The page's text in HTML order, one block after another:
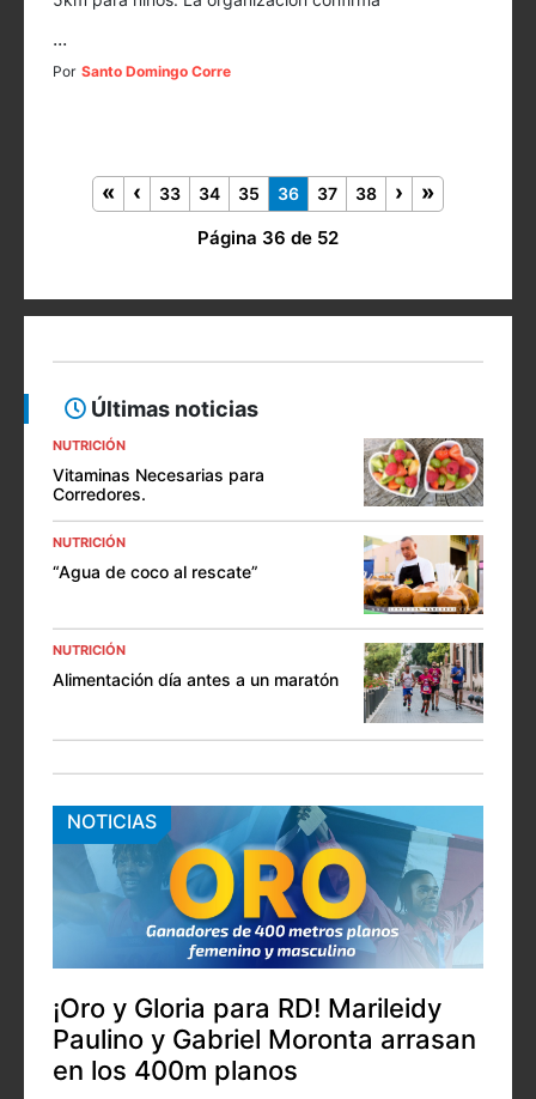
...
Por Santo Domingo Corre
Página 36 de 52
33 34 35 36 37 38
Últimas noticias
NUTRICIÓN
Vitaminas Necesarias para
Corredores.
NUTRICIÓN
“Agua de coco al rescate”
NUTRICIÓN
Alimentación día antes a un maratón
NOTICIAS
¡Oro y Gloria para RD! Marileidy
Paulino y Gabriel Moronta arrasan
en los 400m planos